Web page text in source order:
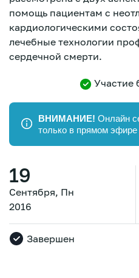
19
Сентября, Пн
2016
Завершен
помощь пациентам с
кардиологическими
лечебные технологии
сердечной смерти.
Участие
ВНИМАНИЕ! Онлайн
только в прямом эфире